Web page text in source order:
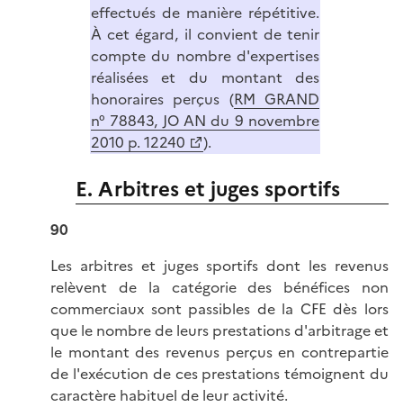
effectués de manière répétitive.
À cet égard, il convient de tenir
compte du nombre d'expertises
réalisées et du montant des
honoraires perçus (RM GRAND
n° 78843, JO AN du 9 novembre
2010 p. 12240
).
E. Arbitres et juges sportifs
90
Les arbitres et juges sportifs dont les revenus
relèvent de la catégorie des bénéfices non
commerciaux sont passibles de la CFE dès lors
que le nombre de leurs prestations d'arbitrage et
le montant des revenus perçus en contrepartie
de l'exécution de ces prestations témoignent du
caractère habituel de leur activité.